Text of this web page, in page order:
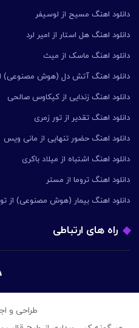
دانلود اهنگ مسیح از لوسیفر
دانلود اهنگ هل استار از امیر لرد
دانلود اهنگ ماسک از میث
دانلود اهنگ آتش دل (هوش مصنوعی) از
دانلود اهنگ زندایی از کیکاوس صالحی
دانلود اهنگ تقدیر از تور زمری
دانلود اهنگ حضور تنهایی از مانی ویس
دانلود اهنگ اشتباه از میلاد باکری
دانلود اهنگ تروما از مستر
دانلود اهنگ بیمار (هوش مصنوعی) از
راه های ارتباطی
طراحی و